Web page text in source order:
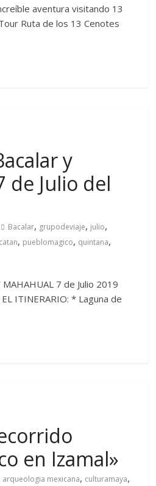
aventura visitando 13
Ruta de los 13 Cenotes
y
de Julio del
Bacalar, grupodeviaje, julio,
, pueblomagico, quintana,
MAHAHUAL 7 de Julio 2019
EL ITINERARIO: * Laguna de
en Izamal»
arqueologia mexicana, culturamaya,